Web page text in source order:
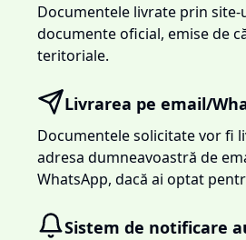
Documentele livrate prin
documente oficial, emise de
teritoriale.
Livrarea pe email/
Documentele solicitate vor fi
adresa dumneavoastră de
WhatsApp, dacă ai optat
Sistem de notificare